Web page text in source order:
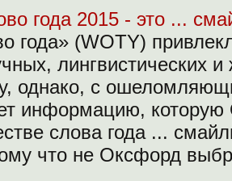
года 2015 - это ...
года» (WOTY)
лингвистических
однако, с
информацию,
слова года ...
что не Оксфорд